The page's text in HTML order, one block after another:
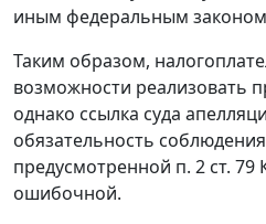
иным федеральным
Таким образом,
возможности реализовать
однако ссылка суда
обязательность
предусмотренной п. 2 ст. 79
ошибочной.